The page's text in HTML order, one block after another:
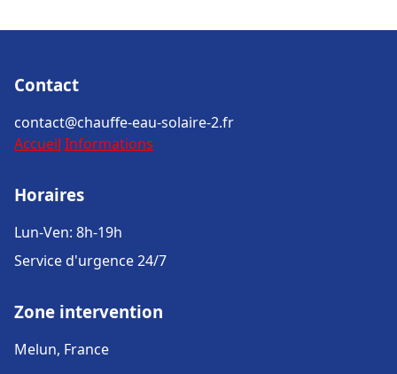
Contact
contact@chauffe-eau-solaire-2.fr
Accueil Informations
Horaires
Lun-Ven: 8h-19h
Service d'urgence 24/7
Zone intervention
Melun, France